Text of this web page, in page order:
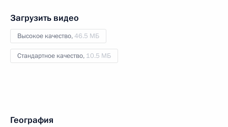
Загрузить видео
Высокое качество,46.5 МБ
Стандартное качество, 10.5 МБ
География